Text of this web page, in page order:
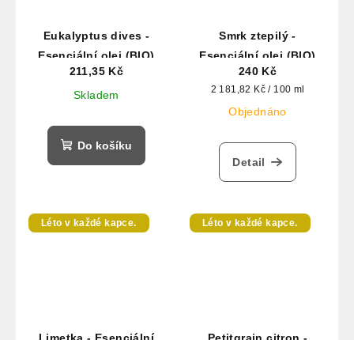
Eukalyptus dives -
Esenciální olej (BIO)
211,35 Kč
Skladem
Do košíku
Smrk ztepilý -
Esenciální olej (BIO)
240 Kč
Měrná
2 181,82 Kč / 100 ml
Objednáno
Detail
Léto v každé kapce. Léto v každé kapce.